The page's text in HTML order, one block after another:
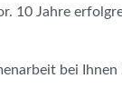
10 Jahre
bei Ihnen